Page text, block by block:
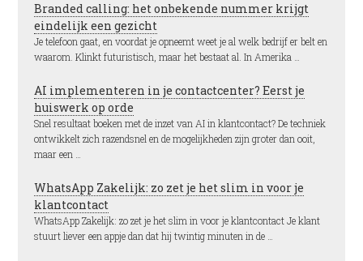
Branded calling: het onbekende nummer krijgt
eindelijk een gezicht
Je telefoon gaat, en voordat je opneemt weet je al welk bedrijf er belt en
waarom. Klinkt futuristisch, maar het bestaat al. In Amerika …
AI implementeren in je contactcenter? Eerst je
huiswerk op orde
Snel resultaat boeken met de inzet van AI in klantcontact? De techniek
ontwikkelt zich razendsnel en de mogelijkheden zijn groter dan ooit,
maar een …
WhatsApp Zakelijk: zo zet je het slim in voor je
klantcontact
WhatsApp Zakelijk: zo zet je het slim in voor je klantcontact Je klant
stuurt liever een appje dan dat hij twintig minuten in de …